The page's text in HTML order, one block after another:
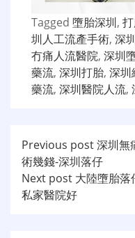
Tagged 墮胎深圳,
圳人工流產手術, 深
冇痛人流醫院, 深圳
藥流, 深圳打胎, 深圳
藥流, 深圳醫院人流,
文
章
导
Previous post深圳無
術幾錢-深圳落仔
Next post 大陸墮胎落
私家醫院好